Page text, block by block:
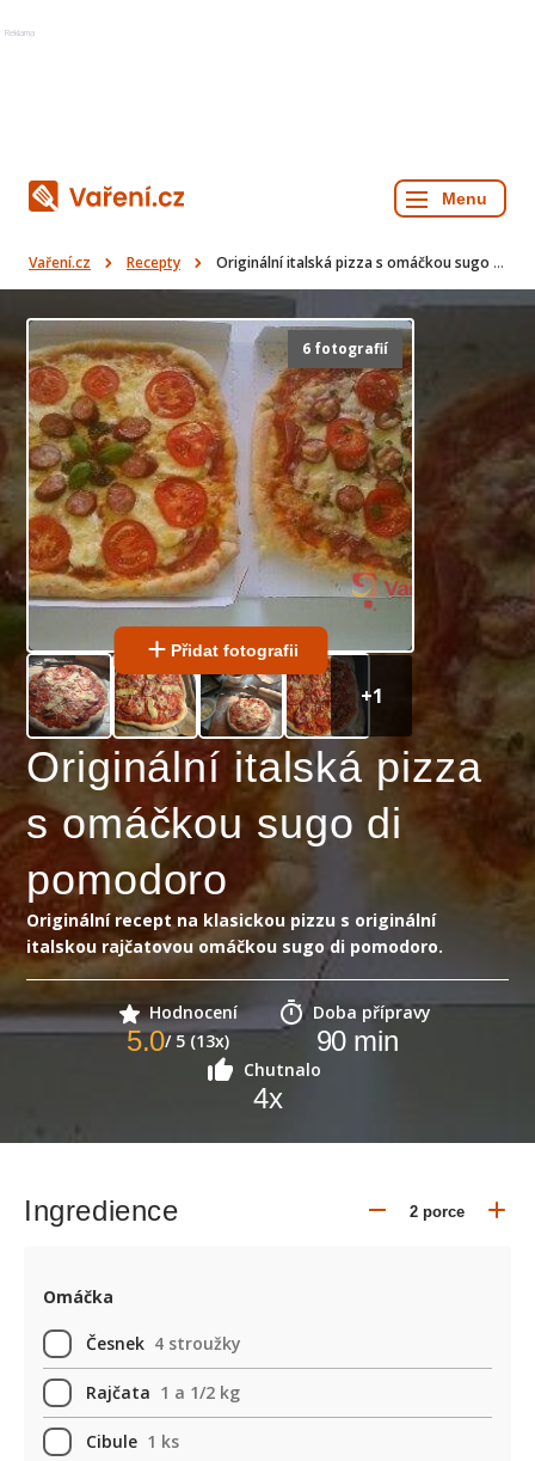
Reklama
Vaření.cz Recepty Originální italská pizza s omáčkou sugo di pomodoro
6 fotografií
Přidat fotografii
+1
Originální italská pizza
s omáčkou sugo di
pomodoro
Originální recept na klasickou pizzu s originální
italskou rajčatovou omáčkou sugo di pomodoro.
Hodnocení
5.0/ 5 (13x)
Doba přípravy
90min
Chutnalo
4x
Ingredience
Omáčka
Česnek 4 stroužky
Rajčata 1 a 1/2 kg
Cibule 1 ks